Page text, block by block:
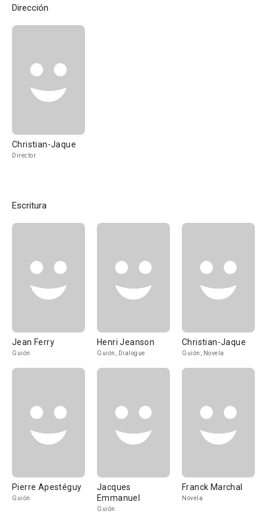
Dirección
Christian-Jaque
Director
Escritura
Jean Ferry
Guión
Henri Jeanson
Guión, Dialogue
Christian-Jaque
Guión, Novela
Pierre Apestéguy
Guión
Jacques
Emmanuel
Guión
Franck Marchal
Novela